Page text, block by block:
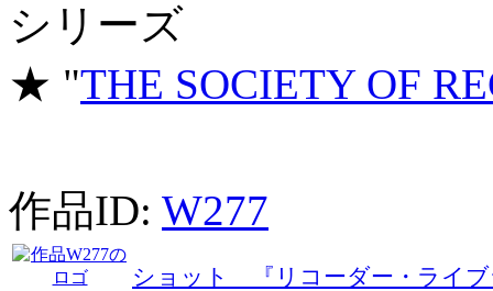
シリーズ
★ "THE SOCIETY OF
作品ID: W277
ショット 『リコーダー・ライ